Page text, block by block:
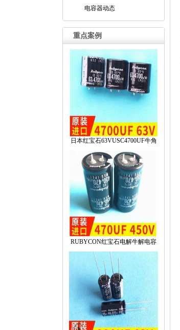
电容器动态
重点案例
日本红宝石63VUSC4700UF牛角
RUBYCON红宝石电解牛解电容